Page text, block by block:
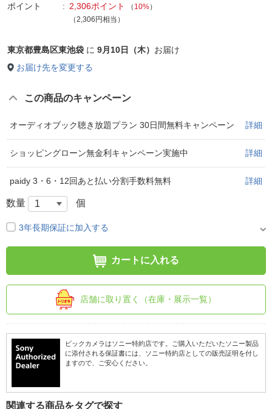
ポイント
2,306ポイント （ 10%）
（2,306円相当）
東京都豊島区東池袋 に 9月10日（木） お届け
お届け先を変更する
この商品のキャンペーン
オーディオブック聴き放題プラン 30日間無料キャンペーン 詳細
ショッピングローン無金利キャンペーン実施中 詳細
paidy 3・6・12回あと払い分割手数料無料 詳細
数量 個
3年長期保証に加入する
カートに入れる
店舗に取り置く（在庫・展示一覧）
ビックカメラはソニー特約店です。ご購入いただいたソニー製品
に添付される保証書には、ソニー特約店としての販売証明を付し
ますので、ご安心ください。
関連する商品をタグで探す